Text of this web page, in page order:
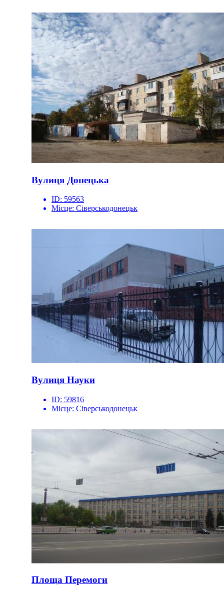
Вулиця Донецька
ID: 59563
Місце: Сіверськодонецьк
Вулиця Науки
ID: 59816
Місце: Сіверськодонецьк
Площа Перемоги